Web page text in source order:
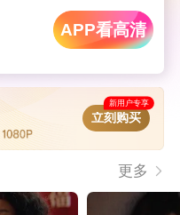
APP看高清
新用户专享
立刻购买
更多